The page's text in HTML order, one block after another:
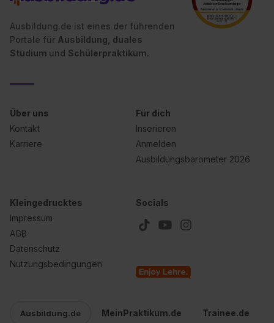
Ausbildung.de ist eines der führenden
Portale für Ausbildung, duales
Studium und Schülerpraktikum.
Über uns
Kontakt
Karriere
Für dich
Inserieren
Anmelden
Ausbildungsbarometer 2026
Kleingedrucktes
Impressum
AGB
Datenschutz
Nutzungsbedingungen
Socials
Ausbildung.de MeinPraktikum.de Trainee.de